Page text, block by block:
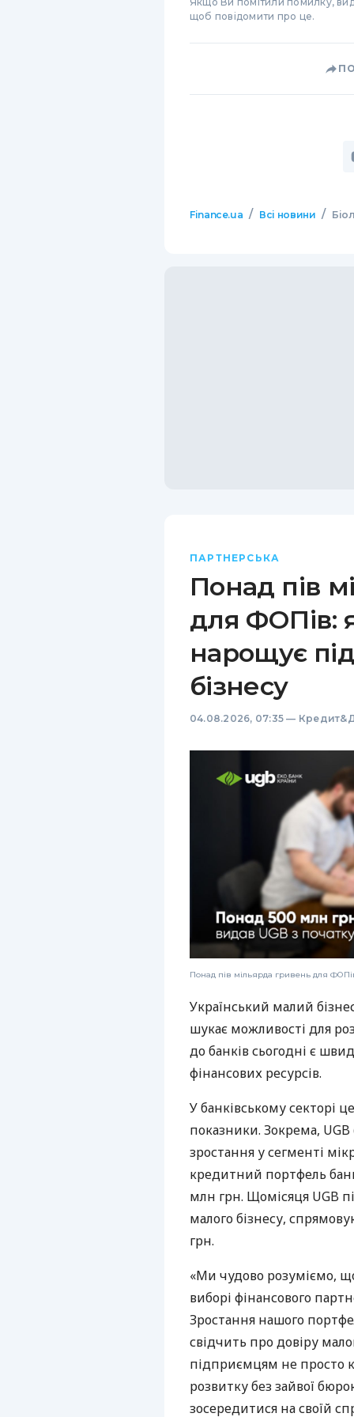
щоб повідомити про це.
Finance.ua / Всі новини /
ПАРТНЕРСЬКА
Понад пів
для ФОПів:
нарощує
бізнесу
04.08.2026, 07:35 —
Понад пів мільярда гривень для
Український малий
шукає можливості для
до банків сьогодні є
фінансових ресурсів.
У банківському секторі
показники. Зокрема,
зростання у сегменті
кредитний портфель
млн грн. Щомісяця UGB
малого бізнесу,
грн.
«Ми чудово розуміємо,
виборі фінансового
Зростання нашого
свідчить про довіру
підприємцям не просто
розвитку без зайвої
зосередитися на своїй